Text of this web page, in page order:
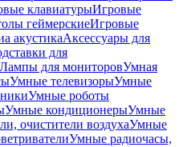
клавиатурыИгровые
геймерскиеИгровые
акустикаАксессуары для
для
Лампы для мониторовУмная
Умные телевизорыУмные
Умные роботы
Умные кондиционерыУмные
очистители воздухаУмные
Умные радиочасы,